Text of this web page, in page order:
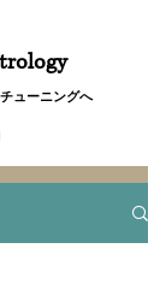
ューニングへ